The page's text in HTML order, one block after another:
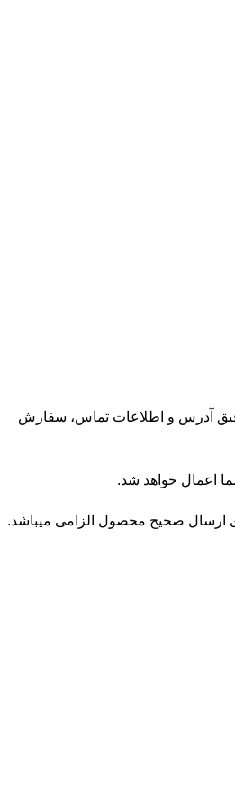
آدرس و اطلاعات تماس، سفارش
اعمال خواهد شد.
ارسال صحیح محصول الزامی میباشد.